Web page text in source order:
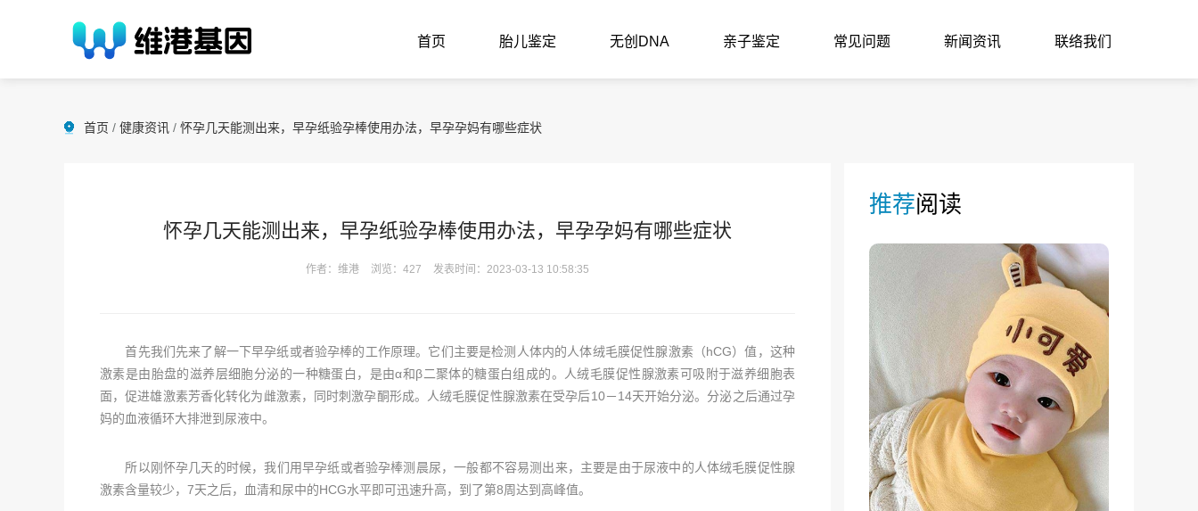
首页 胎儿鉴定 无创DNA 亲子鉴定 常见问题 新闻资讯 联络我们
首页 / 健康资讯 / 怀孕几天能测出来，早孕纸验孕棒使用办法，早孕孕妈有哪些症状
怀孕几天能测出来，早孕纸验孕棒使用办法，早孕孕妈有哪些症状
作者：维港 浏览：427 发表时间：2023-03-13 10:58:35
首先我们先来了解一下早孕纸或者验孕棒的工作原理。它们主要是检测人体内的人体绒毛膜促性腺激素（hCG）值，这种
激素是由胎盘的滋养层细胞分泌的一种糖蛋白，是由α和β二聚体的糖蛋白组成的。人绒毛膜促性腺激素可吸附于滋养细胞表
面，促进雄激素芳香化转化为雌激素，同时刺激孕酮形成。人绒毛膜促性腺激素在受孕后10－14天开始分泌。分泌之后通过孕
妈的血液循环大排泄到尿液中。
所以刚怀孕几天的时候，我们用早孕纸或者验孕棒测晨尿，一般都不容易测出来，主要是由于尿液中的人体绒毛膜促性腺
激素含量较少，7天之后，血清和尿中的HCG水平即可迅速升高，到了第8周达到高峰值。
推荐阅读